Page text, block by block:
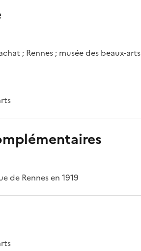
; Rennes ; musée des beaux-arts
de Rennes en 1919